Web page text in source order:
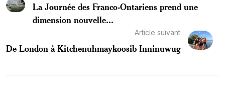
La Journée des Franco-Ontariens prend une
dimension nouvelle...
Article suivant
De London à Kitchenuhmaykoosib Inninuwug